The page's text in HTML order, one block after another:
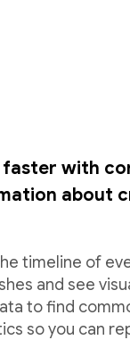
faster with
about
timeline of
and see
to find
so you can